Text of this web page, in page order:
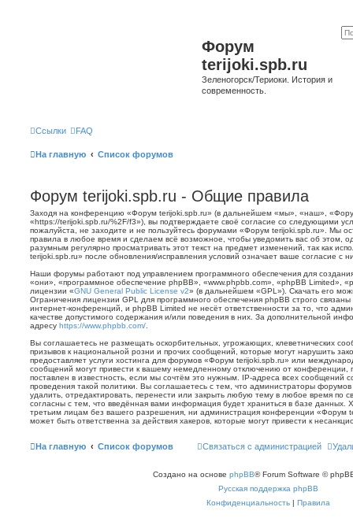
Форум
terijoki.spb.ru
Зеленогорск/Териоки. История и
современность.
Ссылки FAQ
На главную Список форумов
Форум terijoki.spb.ru - Общие правила
Заходя на конференцию «Форум terijoki.spb.ru» (в дальнейшем «мы», «наш»,
«https://terijoki.spb.ru/%2F/f3»), вы подтверждаете своё согласие со следующими
пожалуйста, не заходите и не пользуйтесь форумами «Форум terijoki.spb.ru». Мы
правила в любое время и сделаем всё возможное, чтобы уведомить вас об этом,
разумным регулярно просматривать этот текст на предмет изменений, так как
terijoki.spb.ru» после обновления/исправления условий означает ваше согласие с
Наши форумы работают под управлением программного обеспечения для
«они», «программное обеспечение phpBB», «www.phpbb.com», «phpBB Limited»,
лицензии «GNU General Public License v2» (в дальнейшем «GPL»). Скачать его
Ограничения лицензии GPL для программного обеспечения phpBB строго
интернет-конференций, и phpBB Limited не несёт ответственности за то, что
качестве допустимого содержания и/или поведения в них. За дополнительной
адресу https://www.phpbb.com/
Вы соглашаетесь не размещать оскорбительных, угрожающих, клеветнических
призывов к национальной розни и прочих сообщений, которые могут нарушить
предоставляет услуги хостинга для форумов «Форум terijoki.spb.ru» или
сообщений могут привести к вашему немедленному отключению от конференции,
поставлен в известность, если мы сочтём это нужным. IP-адреса всех сообщений
проведения такой политики. Вы соглашаетесь с тем, что администраторы
удалить, отредактировать, перенести или закрыть любую тему в любое время по
согласны с тем, что введённая вами информация будет храниться в базе данных.
третьим лицам без вашего разрешения, ни администрация конференции «Форум
может быть ответственна за действия хакеров, которые могут привести к
На главную Список форумов Связаться с администрацией
Создано на основе phpBB® Forum Software ©
Русская поддержка phpBB
Конфиденциальность | Правила